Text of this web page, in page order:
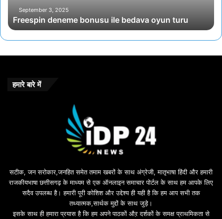
September 3, 2025
Freespin deneme bonusu ile bedava oyun turu
हमारे बारे में
सटीक, जन सरोकार,जनहित समेत तमाम खबरों के साथ अंग्रेजी, मातृभाषा हिंदी और हमारी
राजकीयभाषा छत्तीसगढ़ के माध्यम से एक ऑनलाइन समाचार पोर्टल के साथ हम आपके लिए
सदैव उपलब्ध है। हमारी पूरी कोशिश और उद्देश्य ही यही है कि हम आप सभी तक
तथ्यात्मक,सार्थक मुद्दों के साथ जुड़े।
इसके साथ ही हमारा प्रयास है कि हम अपने पाठकों औऱ दर्शकों के समक्ष प्राथमिकता से